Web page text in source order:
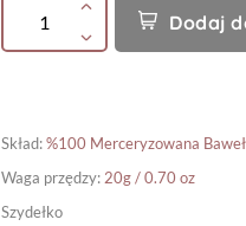
Dodaj
Skład:%100 Merceryzowana
Waga przędzy: 20g / 0.70 oz
Szydełko